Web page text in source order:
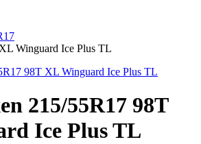
Winguard Ice Plus TL
215/55R17 98T
Ice Plus TL